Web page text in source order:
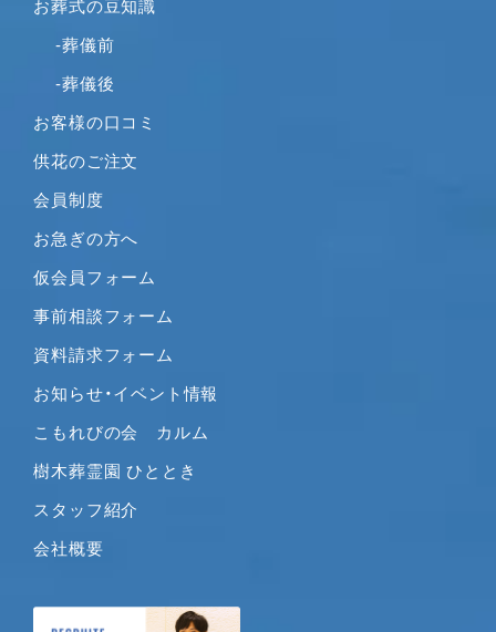
お葬式の豆知識
-葬儀前
-葬儀後
お客様の口コミ
供花のご注文
会員制度
お急ぎの方へ
仮会員フォーム
事前相談フォーム
資料請求フォーム
お知らせ・イベント情報
こもれびの会 カルム
樹木葬霊園 ひととき
スタッフ紹介
会社概要